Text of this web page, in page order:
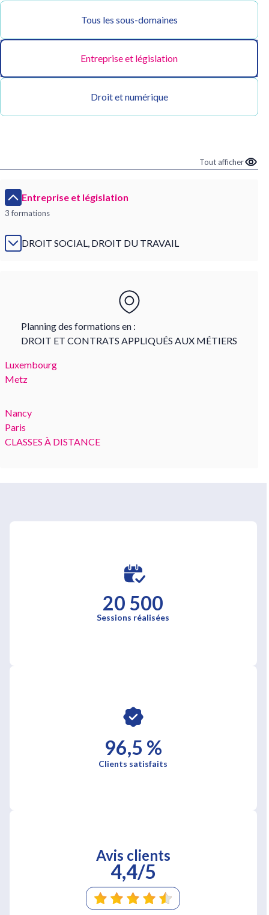
Tous les sous-domaines
Entreprise et législation
Droit et numérique
Tout afficher
Entreprise et législation
3 formations
DROIT SOCIAL, DROIT DU TRAVAIL
Planning des formations en :
DROIT ET CONTRATS APPLIQUÉS AUX MÉTIERS
Luxembourg
Metz
Nancy
Paris
CLASSES À DISTANCE
20 500
Sessions réalisées
96,5 %
Clients satisfaits
Avis clients
4,4/5